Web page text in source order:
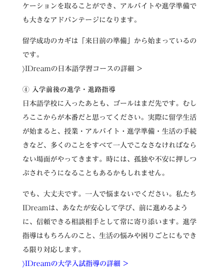
ケーションを取ることができ、アルバイトや進学準備で
も大きなアドバンテージになります。
留学成功のカギは「来日前の準備」から始まっているの
です。
〉IDreamの日本語学習コースの詳細 >
④ 入学前後の進学・進路指導
日本語学校に入ったあとも、ゴールはまだ先です。むし
ろここからが本番だと思ってください。実際に留学生活
が始まると、授業・アルバイト・進学準備・生活の手続
きなど、多くのことをすべて一人でこなさなければなら
ない場面がやってきます。時には、孤独や不安に押しつ
ぶされそうになることもあるかもしれません。
でも、大丈夫です。一人で悩まないでください。私たち
IDreamは、あなたが安心して学び、前に進めるよう
に、信頼できる相談相手として常に寄り添います。進学
指導はもちろんのこと、生活の悩みや困りごとにもでき
る限り対応します。
〉IDreamの大学入試指導の詳細 >